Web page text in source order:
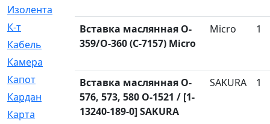
Изолента
К-т
[13]
Кабель
[50]
Камера
Капот
[144]
Кардан
[131]
Карта
[2]
Вставка маслянная O-
359/O-360 (C-7157) Micro
Micro 1
Вставка маслянная O-
576, 573, 580 O-1521 / [1-
13240-189-0] SAKURA
SAKURA 1